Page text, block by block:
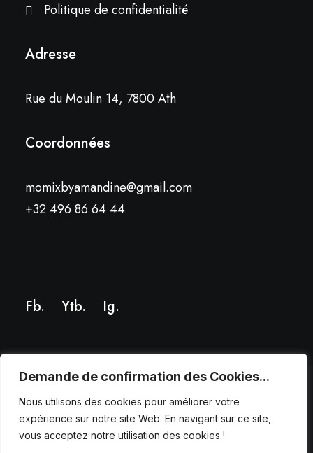
Demande de confirmation des Cookies...
Nous utilisons des cookies pour améliorer votre
expérience sur notre site Web. En navigant sur ce site,
vous acceptez notre utilisation des cookies !
Fb. Ytb. Ig.
Politique de confidentialité
Adresse
Rue du Moulin 14, 7800 Ath
Coordonnées
momixbyamandine@gmail.com
+32 496 86 64 44
© 2025 – Tous droits réservés. Création par wapix.be